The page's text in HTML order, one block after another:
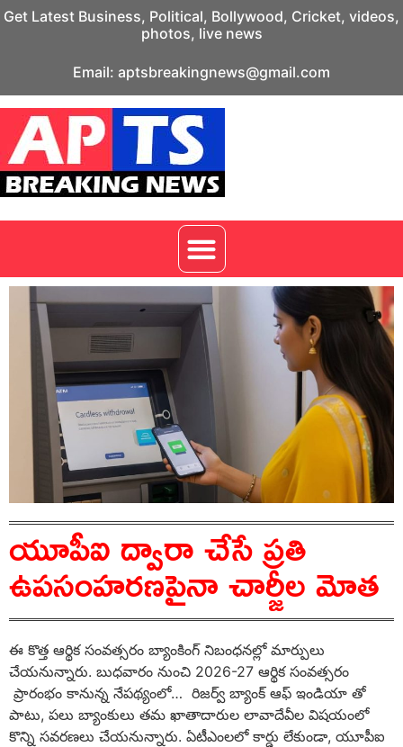
Get Latest Business, Political, Bollywood, Cricket, videos,
photos, live news
Email: aptsbreakingnews@gmail.com
యూపీఐ ద్వారా చేసే ప్రతి
ఉపసంహరణపైనా చార్జీల మోత
ఈ కొత్త ఆర్థిక సంవత్సరం బ్యాంకింగ్‌ నిబంధనల్లో మార్పులు
చేయనున్నారు. బుధవారం నుంచి 2026-27 ఆర్థిక సంవత్సరం
ప్రారంభం కానున్న నేపథ్యంలో… రిజర్వ్‌ బ్యాంక్‌ ఆఫ్‌ ఇండియా తో
పాటు, పలు బ్యాంకులు తమ ఖాతాదారుల లావాదేవీల విషయంలో
కొన్ని సవరణలు చేయనున్నారు. ఏటీఎంలలో కార్డు లేకుండా, యూపీఐ